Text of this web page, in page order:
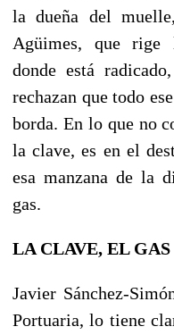
la dueña del
Agüimes, que rige
donde está
rechazan que todo
borda. En lo que no
la clave, es en el
esa manzana de la
gas.
LA CLAVE, EL GAS
Javier Sánchez-
Portuaria, lo tiene